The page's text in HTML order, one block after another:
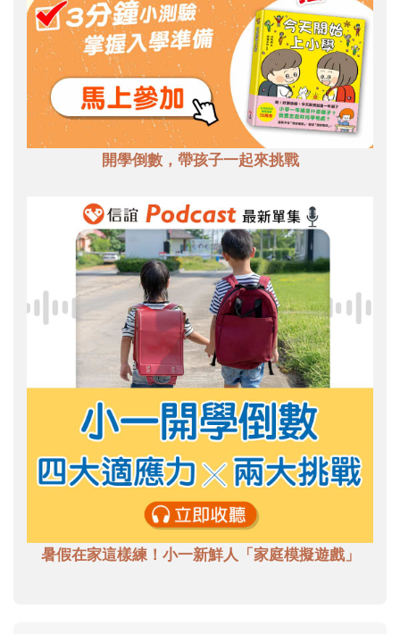
開學倒數，帶孩子一起來挑戰
暑假在家這樣練！小一新鮮人「家庭模擬遊戲」